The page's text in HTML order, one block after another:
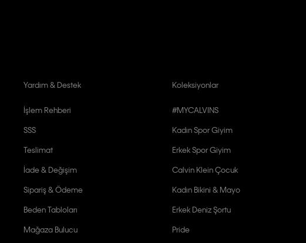
Yardım & Destek
İşlem Rehberi
SSS
Teslimat
İade & Değişim
Sipariş & Ödeme
Beden Tabloları
Mağaza Bulucu
Koleksiyonlar
#MYCALVINS
Kadın Spor Giyim
Erkek Spor Giyim
Calvin Klein Çocuk
Kadın Bikini & Mayo
Erkek Deniz Şortu
Pride